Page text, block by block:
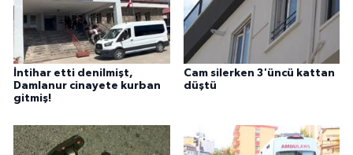
İntihar etti denilmişt,
Damlanur cinayete kurban
gitmiş!
Cam silerken 3'üncü kattan
düştü